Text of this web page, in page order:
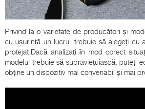
Privind la o varietate de producători și
cu ușurință un lucru: trebuie să alegeți cu
protejat.Dacă analizați în mod corect
modelul trebuie să supraviețuiască, puteți
obține un dispozitiv mai convenabil și mai